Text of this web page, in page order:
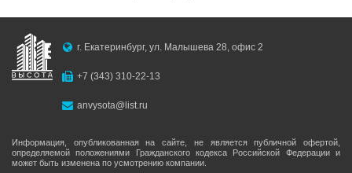
г. Екатеринбург, ул. Малышева 28, офис 2
+7 (343) 310-22-13
anvysota@list.ru
Информация, опубликованная на сайте, не является публичной офертой,
определяемой положениями Гражданского кодекса Российской Федерации и
может быть изменена по усмотрению компании.